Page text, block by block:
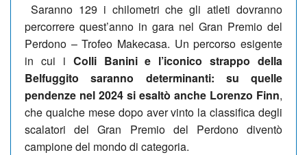
Saranno 129 i chilometri che gli atleti dovranno
percorrere quest’anno in gara nel Gran Premio del
Perdono – Trofeo Makecasa. Un percorso esigente
in cui i Colli Banini e l’iconico strappo della
Belfuggito saranno determinanti: su quelle
pendenze nel 2024 si esaltò anche Lorenzo Finn,
che qualche mese dopo aver vinto la classifica degli
scalatori del Gran Premio del Perdono diventò
campione del mondo di categoria.